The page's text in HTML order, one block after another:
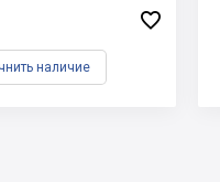

наличие